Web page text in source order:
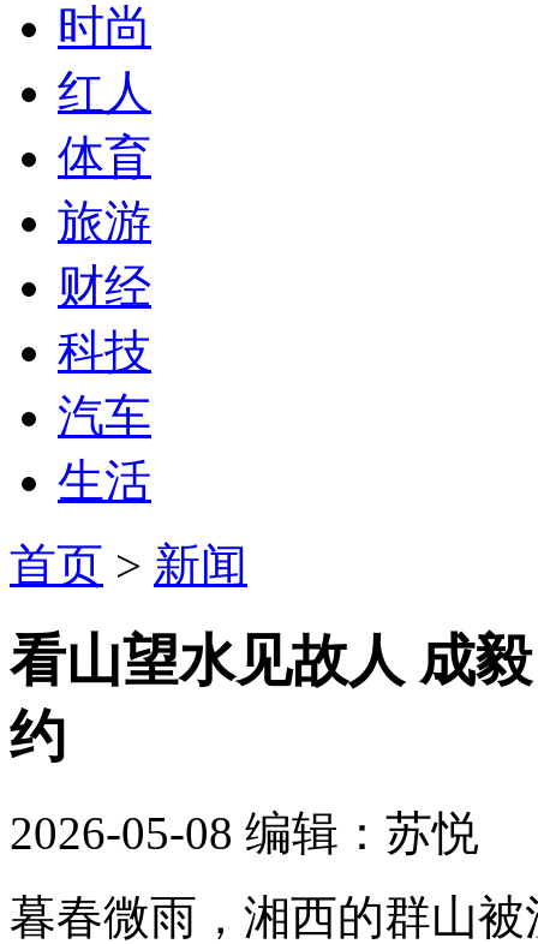
时尚
红人
体育
旅游
财经
科技
汽车
生活
首页 > 新闻
看山望水见故人 成
约
2026-05-08 编辑：苏悦
暮春微雨，湘西的群山